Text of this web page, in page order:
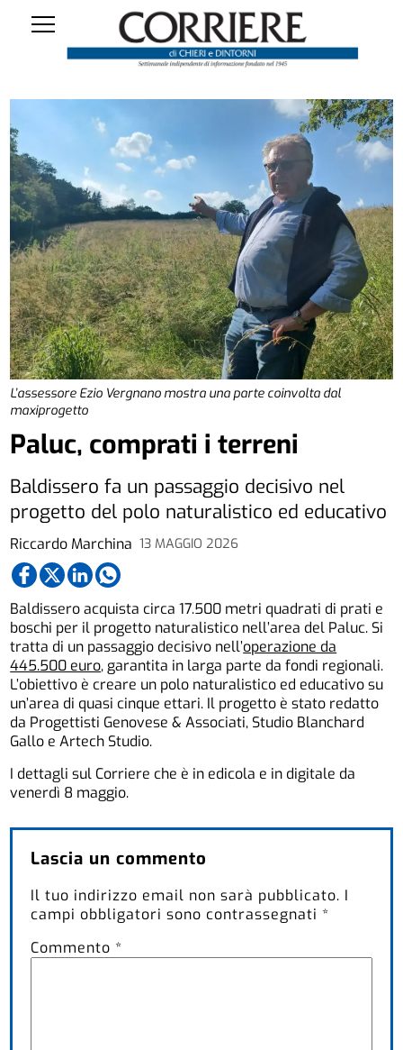
L’assessore Ezio Vergnano mostra una parte coinvolta dal
maxiprogetto
Riccardo Marchina 13 MAGGIO 2026
Paluc, comprati i terreni
Baldissero fa un passaggio decisivo nel
progetto del polo naturalistico ed educativo
Baldissero acquista circa 17.500 metri quadrati di prati e
boschi per il progetto naturalistico nell’area del Paluc. Si
tratta di un passaggio decisivo nell’operazione da
445.500 euro, garantita in larga parte da fondi regionali.
L’obiettivo è creare un polo naturalistico ed educativo su
un’area di quasi cinque ettari. Il progetto è stato redatto
da Progettisti Genovese & Associati, Studio Blanchard
Gallo e Artech Studio.
I dettagli sul Corriere che è in edicola e in digitale da
venerdì 8 maggio.
Lascia un commento
Il tuo indirizzo email non sarà pubblicato. I
campi obbligatori sono contrassegnati *
Commento *